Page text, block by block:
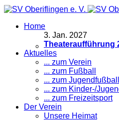
Home
3. Jan. 2027
Theateraufführung
Aktuelles
... zum Verein
... zum Fußball
... zum Jugendfußball
... zum Kinder-/
... zum Freizeitsport
Der Verein
Unsere Heimat